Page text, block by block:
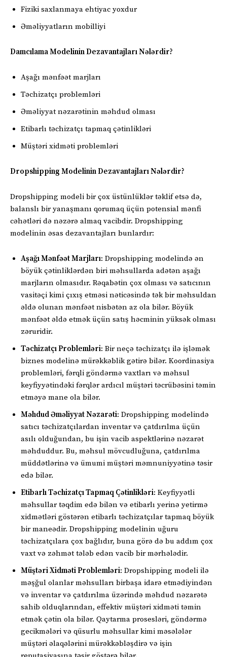
Fiziki saxlanmaya ehtiyac yoxdur
Əməliyyatların mobilliyi
Damcılama Modelinin Dezavantajları Nələrdir?
Aşağı mənfəət marjları
Təchizatçı problemləri
Əməliyyat nəzarətinin məhdud olması
Etibarlı təchizatçı tapmaq çətinlikləri
Müştəri xidməti problemləri
Dropshipping Modelinin Dezavantajları Nələrdir?
Dropshipping modeli bir çox üstünlüklər təklif etsə də,
balanslı bir yanaşmanı qorumaq üçün potensial mənfi
cəhətləri də nəzərə almaq vacibdir. Dropshipping
modelinin əsas dezavantajları bunlardır:
Aşağı Mənfəət Marjları: Dropshipping modelində ən
böyük çətinliklərdən biri məhsullarda adətən aşağı
marjların olmasıdır. Rəqabətin çox olması və satıcının
vasitəçi kimi çıxış etməsi nəticəsində tək bir məhsuldan
əldə olunan mənfəət nisbətən az ola bilər. Böyük
mənfəət əldə etmək üçün satış həcminin yüksək olması
zəruridir.
Təchizatçı Problemləri: Bir neçə təchizatçı ilə işləmək
biznes modelinə mürəkkəblik gətirə bilər. Koordinasiya
problemləri, fərqli göndərmə vaxtları və məhsul
keyfiyyətindəki fərqlər ardıcıl müştəri təcrübəsini təmin
etməyə mane ola bilər.
Məhdud Əməliyyat Nəzarəti: Dropshipping modelində
satıcı təchizatçılardan inventar və çatdırılma üçün
asılı olduğundan, bu işin vacib aspektlərinə nəzarət
məhduddur. Bu, məhsul mövcudluğuna, çatdırılma
müddətlərinə və ümumi müştəri məmnuniyyətinə təsir
edə bilər.
Etibarlı Təchizatçı Tapmaq Çətinlikləri: Keyfiyyətli
məhsullar təqdim edə bilən və etibarlı yerinə yetirmə
xidmətləri göstərən etibarlı təchizatçılar tapmaq böyük
bir maneədir. Dropshipping modelinin uğuru
təchizatçılara çox bağlıdır, buna görə də bu addım çox
vaxt və zəhmət tələb edən vacib bir mərhələdir.
Müştəri Xidməti Problemləri: Dropshipping modeli ilə
məşğul olanlar məhsulları birbaşa idarə etmədiyindən
və inventar və çatdırılma üzərində məhdud nəzarətə
sahib olduqlarından, effektiv müştəri xidməti təmin
etmək çətin ola bilər. Qaytarma prosesləri, göndərmə
gecikmələri və qüsurlu məhsullar kimi məsələlər
müştəri əlaqələrini mürəkkəbləşdirə və işin